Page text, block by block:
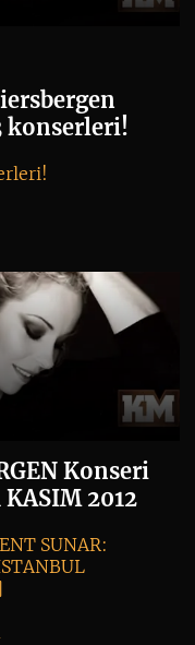
konserleri!
Konseri
KASIM 2012
SUNAR: